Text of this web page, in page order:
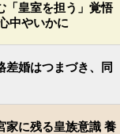
「皇室を担う」覚悟
中やいかに
差婚はつまづき、同
家に残る皇族意識 養